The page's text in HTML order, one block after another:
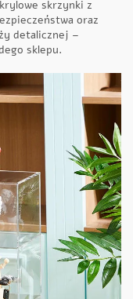
skrzynki z
oraz
detalicznej –
sklepu.